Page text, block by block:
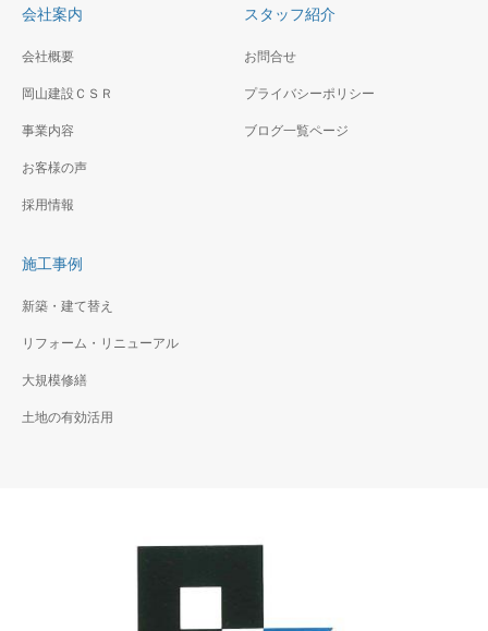
会社案内
会社概要
岡山建設ＣＳＲ
事業内容
お客様の声
採用情報
スタッフ紹介
お問合せ
プライバシーポリシー
ブログ一覧ページ
施工事例
新築・建て替え
リフォーム・リニューアル
大規模修繕
土地の有効活用